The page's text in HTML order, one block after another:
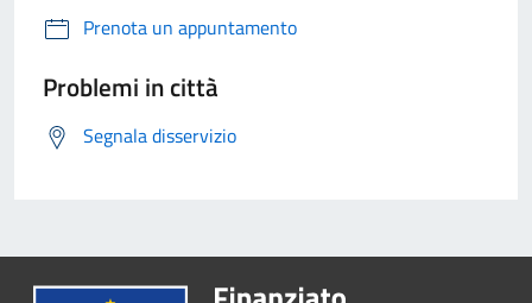
Prenota un appuntamento
Problemi in città
Segnala disservizio